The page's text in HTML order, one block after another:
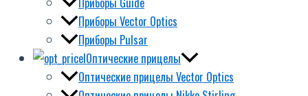
Приборы Vector Optics
Приборы Pulsar
Оптические прицелы
Оптические прицелы Vector Optics